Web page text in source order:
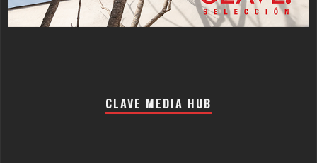
CLAVE MEDIA HUB